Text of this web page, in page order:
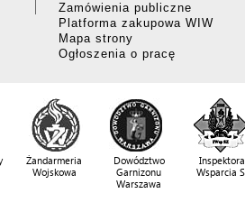
Zamówienia publiczne
Platforma zakupowa WIW
Mapa strony
Ogłoszenia o pracę
Żandarmeria
Wojskowa
Dowództwo
Garnizonu
Warszawa
Wsparcia